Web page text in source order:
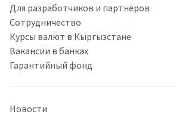
Для разработчиков и партнёров
Сотрудничество
Курсы валют в Кыргызстане
Вакансии в банках
Гарантийный фонд
Новости